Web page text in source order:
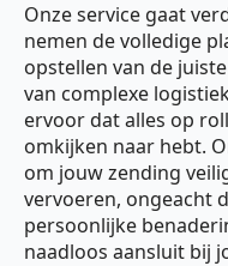
Onze service gaat
nemen de volledige
opstellen van de
van complexe
ervoor dat alles op
omkijken naar hebt.
om jouw zending
vervoeren, ongeacht
persoonlijke
naadloos aansluit bij